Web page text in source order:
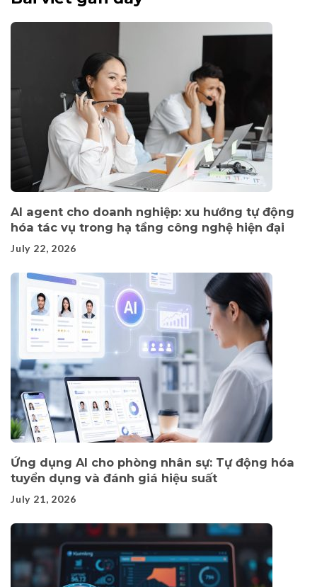
AI agent cho doanh nghiệp: xu hướng tự động
hóa tác vụ trong hạ tầng công nghệ hiện đại
July 22, 2026
Ứng dụng AI cho phòng nhân sự: Tự động hóa
tuyển dụng và đánh giá hiệu suất
July 21, 2026